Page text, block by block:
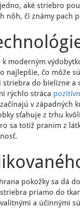
aké striebro
nôh, či známy pach
moderným
najlepšie, čo môže
striebra do bielizne a
rýchlo stráca
v západných
sťahuje z trhu
sa totiž praním z
pokožky sa dá
priamo do
a účinnými